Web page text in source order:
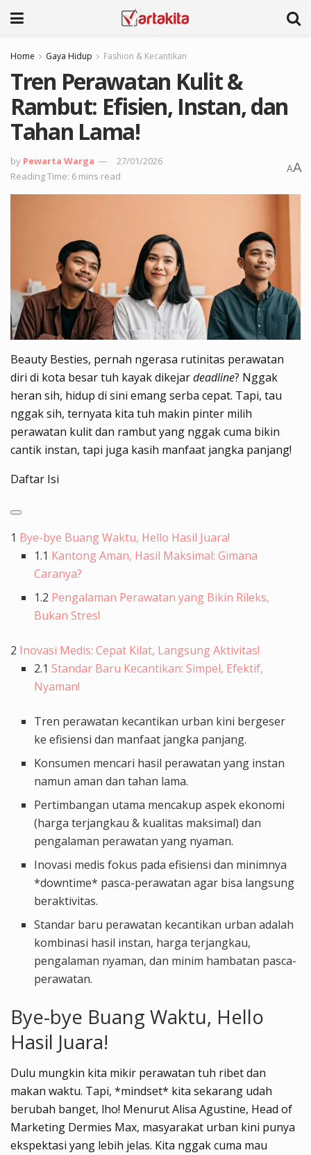
Home Gaya Hidup Fashion & Kecantikan
Tren Perawatan Kulit &
Rambut: Efisien, Instan, dan
Tahan Lama!
by Pewarta Warga
27/01/2026
Reading Time: 6 mins read
AA
Beauty Besties, pernah ngerasa rutinitas perawatan
diri di kota besar tuh kayak dikejardeadline? Nggak
heran sih, hidup di sini emang serba cepat. Tapi, tau
nggak sih, ternyata kita tuh makin pinter milih
perawatan kulit dan rambut yang nggak cuma bikin
cantik instan, tapi juga kasih manfaat jangka panjang!
Daftar Isi
1 Bye-bye Buang Waktu, Hello Hasil Juara!
1.1 Kantong Aman, Hasil Maksimal: Gimana
Caranya?
1.2 Pengalaman Perawatan yang Bikin Rileks,
Bukan Stres!
2 Inovasi Medis: Cepat Kilat, Langsung Aktivitas!
2.1 Standar Baru Kecantikan: Simpel, Efektif,
Nyaman!
Tren perawatan kecantikan urban kini bergeser
ke efisiensi dan manfaat jangka panjang.
Konsumen mencari hasil perawatan yang instan
namun aman dan tahan lama.
Pertimbangan utama mencakup aspek ekonomi
(harga terjangkau & kualitas maksimal) dan
pengalaman perawatan yang nyaman.
Inovasi medis fokus pada efisiensi dan minimnya
*downtime* pasca-perawatan agar bisa langsung
beraktivitas.
Standar baru perawatan kecantikan urban adalah
kombinasi hasil instan, harga terjangkau,
pengalaman nyaman, dan minim hambatan pasca-
perawatan.
Bye-bye Buang Waktu, Hello
Hasil Juara!
Dulu mungkin kita mikir perawatan tuh ribet dan
makan waktu. Tapi, *mindset* kita sekarang udah
berubah banget, lho! Menurut Alisa Agustine, Head of
Marketing Dermies Max, masyarakat urban kini punya
ekspektasi yang lebih jelas. Kita nggak cuma mau